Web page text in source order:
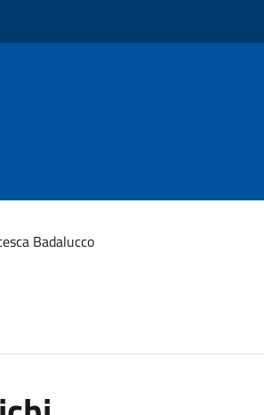
Badalucco